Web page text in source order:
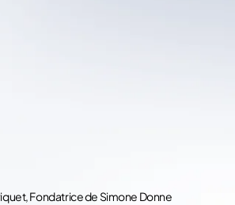
Fondatrice de Simone Donne